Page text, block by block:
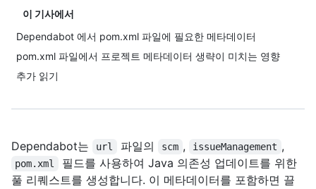
이 기사에서
Dependabot 에서 pom.xml 파일에 필요한 메타데이터
pom.xml 파일에서 프로젝트 메타데이터 생략이 미치는 영향
추가 읽기
Dependabot는 url 파일의 scm , issueManagement ,
pom.xml
필드를 사용하여 Java 의존성 업데이트를 위한
풀 리퀘스트를 생성합니다. 이 메타데이터를 포함하면 끌